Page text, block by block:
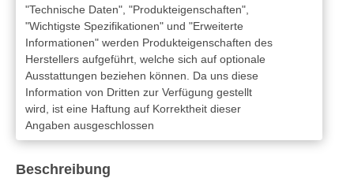
"Technische Daten", "Produkteigenschaften",
"Wichtigste Spezifikationen" und "Erweiterte
Informationen" werden Produkteigenschaften des
Herstellers aufgeführt, welche sich auf optionale
Ausstattungen beziehen können. Da uns diese
Information von Dritten zur Verfügung gestellt
wird, ist eine Haftung auf Korrektheit dieser
Angaben ausgeschlossen
Beschreibung